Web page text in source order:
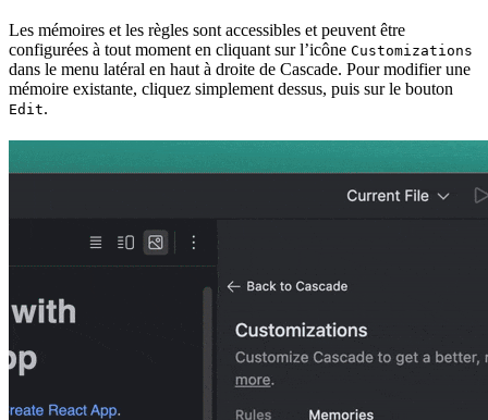
Les mémoires et les règles sont accessibles et peuvent être
configurées à tout moment en cliquant sur l’icône Customizations
dans le menu latéral en haut à droite de Cascade. Pour modifier une
mémoire existante, cliquez simplement dessus, puis sur le bouton
Edit.